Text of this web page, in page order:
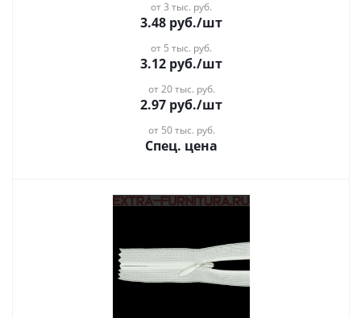
от 3 тыс. руб.
3.48 руб./шт
от 5 тыс. руб.
3.12 руб./шт
от 20 тыс. руб.
2.97 руб./шт
от 50 тыс. руб.
Спец. цена